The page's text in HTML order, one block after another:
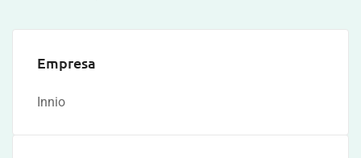
Empresa
Innio